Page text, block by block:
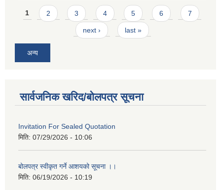
Pages
1 2 3 4 5 6 7
next › last »
अन्य
सार्वजनिक खरिद/बोलपत्र सूचना
Invitation For Sealed Quotation
मिति: 07/29/2026 - 10:06
बोलपत्र स्वीकृत गर्ने आशयको सूचना ।।
मिति: 06/19/2026 - 10:19